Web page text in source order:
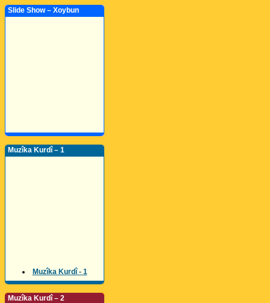
Slide Show – Xoybun
Muzîka Kurdî – 1
Muzîka Kurdî - 1
Muzîka Kurdî – 2